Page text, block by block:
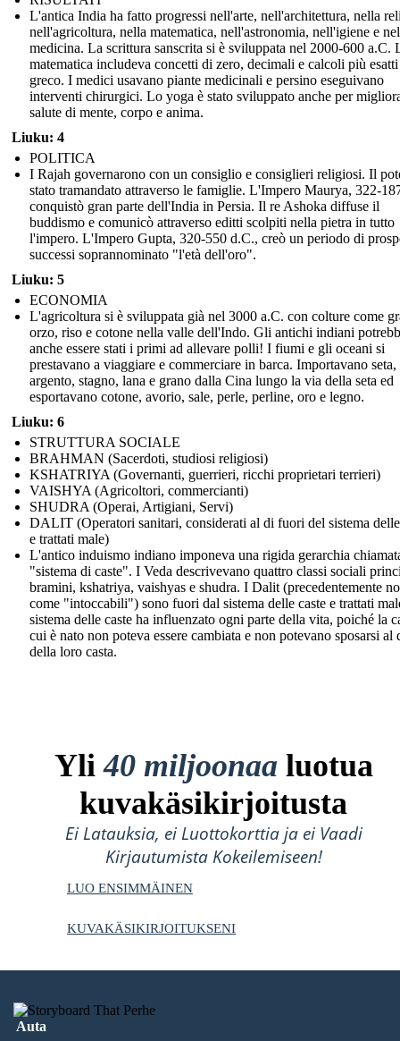
L'antica India ha fatto progressi nell'arte, nell'architettura, nella
nell'agricoltura, nella matematica, nell'astronomia, nell'igiene e
medicina. La scrittura sanscrita si è sviluppata nel 2000-600 a.C.
matematica includeva concetti di zero, decimali e calcoli più
greco. I medici usavano piante medicinali e persino eseguivano
interventi chirurgici. Lo yoga è stato sviluppato anche per
salute di mente, corpo e anima.
Liuku: 4
POLITICA
I Rajah governarono con un consiglio e consiglieri religiosi. Il
stato tramandato attraverso le famiglie. L'Impero Maurya, 322-
conquistò gran parte dell'India in Persia. Il re Ashoka diffuse il
buddismo e comunicò attraverso editti scolpiti nella pietra in tutto
l'impero. L'Impero Gupta, 320-550 d.C., creò un periodo di
successi soprannominato "l'età dell'oro".
Liuku: 5
ECONOMIA
L'agricoltura si è sviluppata già nel 3000 a.C. con colture come
orzo, riso e cotone nella valle dell'Indo. Gli antichi indiani
anche essere stati i primi ad allevare polli! I fiumi e gli oceani si
prestavano a viaggiare e commerciare in barca. Importavano seta,
argento, stagno, lana e grano dalla Cina lungo la via della seta ed
esportavano cotone, avorio, sale, perle, perline, oro e legno.
Liuku: 6
STRUTTURA SOCIALE
BRAHMAN (Sacerdoti, studiosi religiosi)
KSHATRIYA (Governanti, guerrieri, ricchi proprietari terrieri)
VAISHYA (Agricoltori, commercianti)
SHUDRA (Operai, Artigiani, Servi)
DALIT (Operatori sanitari, considerati al di fuori del sistema delle
e trattati male)
L'antico induismo indiano imponeva una rigida gerarchia
"sistema di caste". I Veda descrivevano quattro classi sociali
bramini, kshatriya, vaishyas e shudra. I Dalit (precedentemente
come "intoccabili") sono fuori dal sistema delle caste e trattati
sistema delle caste ha influenzato ogni parte della vita, poiché la
cui è nato non poteva essere cambiata e non potevano sposarsi al
della loro casta.
Yli40 miljoonaa luotua
kuvakäsikirjoitusta
Ei Latauksia, ei Luottokorttia ja ei Vaadi
Kirjautumista Kokeilemiseen!
LUO ENSIMMÄINEN
KUVAKÄSIKIRJOITUKSENI
Auta